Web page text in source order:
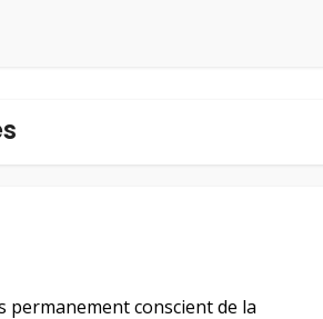
permanement conscient de la